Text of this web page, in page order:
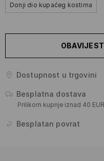
Donji dio kupaćeg kostima
Dostupnost u trgovini
Besplatna dostava
Prilikom kupnje iznad 40 EUR
Besplatan povrat